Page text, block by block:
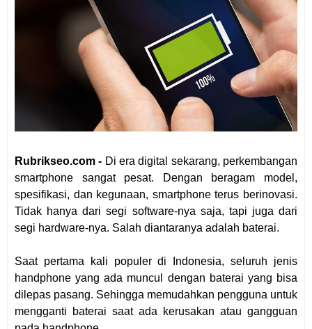
Rubrikseo.com - Di era digital sekarang, perkembangan
smartphone sangat pesat. Dengan beragam model,
spesifikasi, dan kegunaan, smartphone terus berinovasi.
Tidak hanya dari segi software-nya saja, tapi juga dari
segi hardware-nya. Salah diantaranya adalah baterai.
Saat pertama kali populer di Indonesia, seluruh jenis
handphone yang ada muncul dengan baterai yang bisa
dilepas pasang. Sehingga memudahkan pengguna untuk
mengganti baterai saat ada kerusakan atau gangguan